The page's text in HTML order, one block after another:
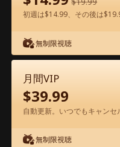
ア
初週は$14.99、その後は
無制限視聴
月間VIP
$39.99
自動更新。いつでもキャンセ
無制限視聴